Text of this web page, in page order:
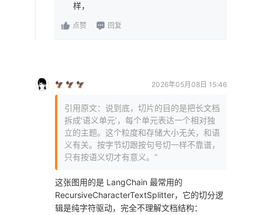
样，
点赞 回复
🦅 🦅 🦅 2026年05月08日 15:46
引用原文：说到底，切片的目的是把长文档
拆成‘语义单元’，每个单元表达一个相对独
立的主题。这个粒度和存储大小无关，和语
义有关。按字节切跟按句号切一样不靠谱，
只有按语义切才有意义。”
这张图用的是 LangChain 最常用的
RecursiveCharacterTextSplitter，它的切分逻
辑是纯字符驱动，完全不理解文档结构：